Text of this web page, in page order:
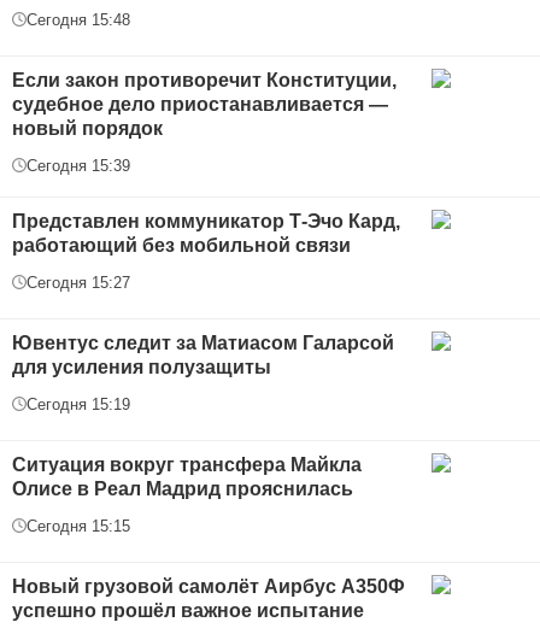
Сегодня 15:48
Если закон противоречит Конституции,
судебное дело приостанавливается —
новый порядок
Сегодня 15:39
Представлен коммуникатор Т-Эчо Кард,
работающий без мобильной связи
Сегодня 15:27
Ювентус следит за Матиасом Галарсой
для усиления полузащиты
Сегодня 15:19
Ситуация вокруг трансфера Майкла
Олисе в Реал Мадрид прояснилась
Сегодня 15:15
Новый грузовой самолёт Аирбус А350Ф
успешно прошёл важное испытание